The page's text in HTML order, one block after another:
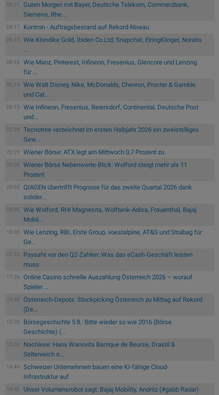
08:21
Guten Morgen mit Bayer, Deutsche Telekom, Commerzbank,
Siemens, Rhe...
08:17 Kontron - Auftragsbestand auf Rekord-Niveau
06:15
Wie Klondike Gold, Ibiden Co.Ltd, Snapchat, ElringKlinger, Noratis
...
06:15
Wie Manz, Pinterest, Infineon, Fresenius, Glencore und Lenzing
für ...
06:15
Wie Walt Disney, Nike, McDonalds, Chevron, Procter & Gamble
und Cat...
06:15
Wie Infineon, Fresenius, Beiersdorf, Continental, Deutsche Post
und...
22:59
Tecnotree verzeichnet im ersten Halbjahr 2026 ein zweistelliges
Gew...
20:29 Wiener Börse: ATX legt am Mittwoch 0,7 Prozent zu
20:28
Wiener Börse Nebenwerte-Blick: Wolford steigt mehr als 11
Prozent
20:05
QIAGEN übertrifft Prognose für das zweite Quartal 2026 dank
solider...
18:05
Wie Wolford, RHI Magnesita, Wolftank-Adisa, Frauenthal, Bajaj
Mobil...
18:05
Wie Lenzing, RBI, Erste Group, voestalpine, AT&S und Strabag für
Ge...
17:33
Paysafe vor den Q2-Zahlen: Was das eCash-Geschäft leisten
muss
17:26
Online Casino schnelle Auszahlung Österreich 2026 – worauf
Spieler ...
15:40
Österreich-Depots: Stockpicking Österreich zu Mittag auf Rekord
(De...
15:20
Börsegeschichte 5.8.: Bitte wieder so wie 2016 (Börse
Geschichte) (...
15:00
Nachlese: Hans Wanovits Barrique de Beurse, Drastil &
Seltenreich s...
14:44
Schweizer Unternehmen bauen eine KI-fähige Cloud-
Infrastruktur auf
14:40 Unser Volumensrobot sagt: Bajaj Mobility, Andritz (#gabb Radar)